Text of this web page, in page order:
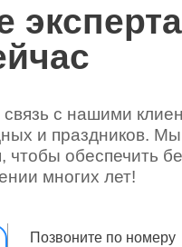
с нашими
и праздников. Мы
чтобы обеспечить
многих лет!
Позвоните по номеру